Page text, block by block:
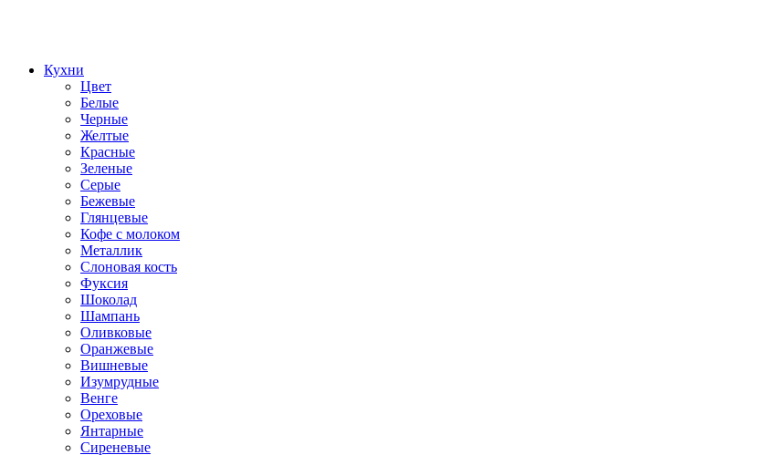
Кухни
Цвет
Белые
Черные
Желтые
Красные
Зеленые
Серые
Бежевые
Глянцевые
Кофе с молоком
Металлик
Слоновая кость
Фуксия
Шоколад
Шампань
Оливковые
Оранжевые
Вишневые
Изумрудные
Венге
Ореховые
Янтарные
Сиреневые